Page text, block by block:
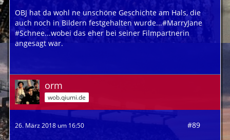
OBJ hat da wohl ne unschöne Geschichte am Hals, die
auch noch in Bildern festgehalten wurde...#MarryJane
#Schnee...wobei das eher bei seiner Filmpartnerin
angesagt war.
orm
wob.qiumi.de
26. März 2018 um 16:50 #89